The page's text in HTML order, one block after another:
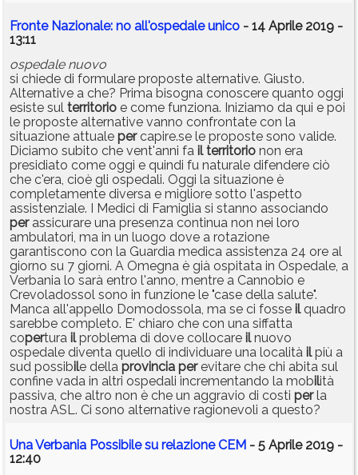
Fronte Nazionale: no all'ospedale unico - 14 Aprile 2019 -
13:11
ospedale nuovo
si chiede di formulare proposte alternative. Giusto.
Alternative a che? Prima bisogna conoscere quanto oggi
esiste sul territorio e come funziona. Iniziamo da qui e poi
le proposte alternative vanno confrontate con la
situazione attuale percapire.se le proposte sono valide.
Diciamo subito che vent'anni fa il territorio non era
presidiato come oggi e quindi fu naturale difendere ciò
che c'era, cioè gli ospedali. Oggi la situazione è
completamente diversa e migliore sotto l'aspetto
assistenziale. I Medici di Famiglia si stanno associando
perassicurare una presenza continua non nei loro
ambulatori, ma in un luogo dove a rotazione
garantiscono con la Guardia medica assistenza 24 ore al
giorno su 7 giorni. A Omegna è già ospitata in Ospedale, a
Verbania lo sarà entro l'anno, mentre a Cannobio e
Crevoladossol sono in funzione le "case della salute".
Manca all'appello Domodossola, ma se ci fosse ilquadro
sarebbe completo. E' chiaro che con una siffatta
copertura ilproblema di dove collocare ilnuovo
ospedale diventa quello di individuare una località ilpiù a
sud possibile della provincia perevitare che chi abita sul
confine vada in altri ospedali incrementando la mobilità
passiva, che altro non è che un aggravio di costi perla
nostra ASL. Ci sono alternative ragionevoli a questo?
Una Verbania Possibile su relazione CEM - 5 Aprile 2019 -
12:40